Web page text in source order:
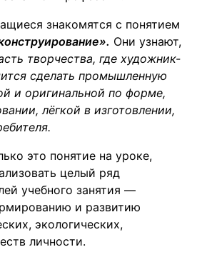
знакомятся с понятием
Они узнают,
творчества, где художник-
сделать промышленную
и оригинальной по форме,
лёгкой в изготовлении,
это понятие на уроке,
целый ряд
учебного занятия —
и развитию
экологических,
личности.